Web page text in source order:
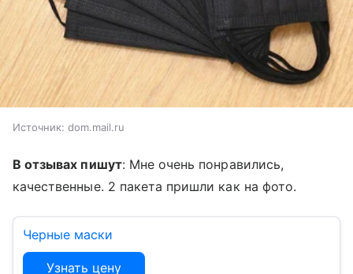
Источник: dom.mail.ru
В отзывах пишут: Мне очень понравились,
качественные. 2 пакета пришли как на фото.
Черные маски
Узнать цену